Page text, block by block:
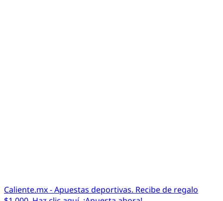
Caliente.mx - Apuestas deportivas. Recibe de regalo